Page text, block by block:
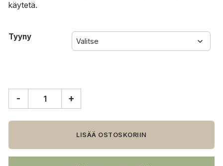
käytetä.
Tyyny
&
BM1871
penkki
- +
LISÄÄ OSTOSKORIIN